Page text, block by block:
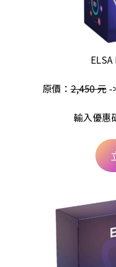
原價：2,450 元-
輸入優惠